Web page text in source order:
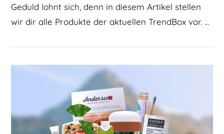
BEITRAG LESEN
Geduld lohnt sich, denn in diesem Artikel stellen
wir dir alle Produkte der aktuellen TrendBox vor. …